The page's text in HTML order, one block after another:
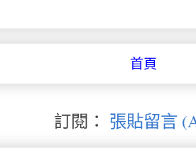
首頁
訂閱： 張貼留言